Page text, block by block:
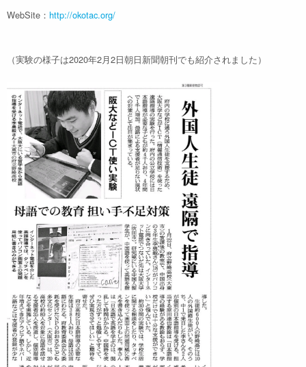
WebSite： http://okotac.org/
（実験の様子は2020年2月2日朝日新聞朝刊でも紹介されました）